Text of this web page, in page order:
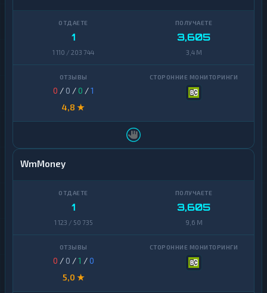
1
1 110 / 203 744
3,605
3,4 M
0 / 0 /0 /1
4,8 ★
WmMoney
1
1 123 / 50 735
3,605
9,6 M
0 / 0 /1 /0
5,0 ★